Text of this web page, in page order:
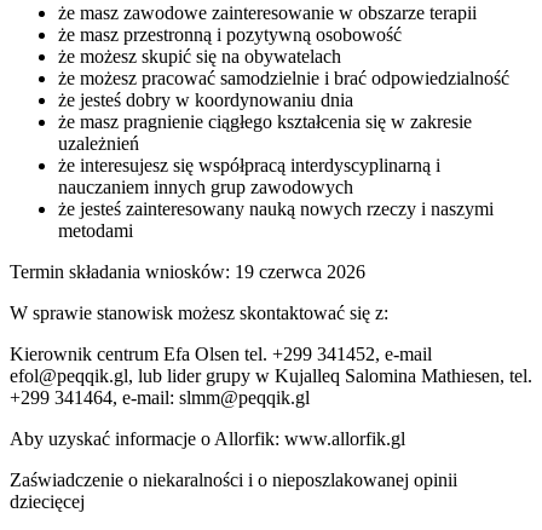
że masz zawodowe zainteresowanie w obszarze terapii
że masz przestronną i pozytywną osobowość
że możesz skupić się na obywatelach
że możesz pracować samodzielnie i brać odpowiedzialność
że jesteś dobry w koordynowaniu dnia
że masz pragnienie ciągłego kształcenia się w zakresie
uzależnień
że interesujesz się współpracą interdyscyplinarną i
nauczaniem innych grup zawodowych
że jesteś zainteresowany nauką nowych rzeczy i naszymi
metodami
Termin składania wniosków: 19 czerwca 2026
W sprawie stanowisk możesz skontaktować się z:
Kierownik centrum Efa Olsen tel. +299 341452, e-mail
efol@peqqik.gl, lub lider grupy w Kujalleq Salomina Mathiesen, tel.
+299 341464, e-mail: slmm@peqqik.gl
Aby uzyskać informacje o Allorfik: www.allorfik.gl
Zaświadczenie o niekaralności i o nieposzlakowanej opinii
dziecięcej